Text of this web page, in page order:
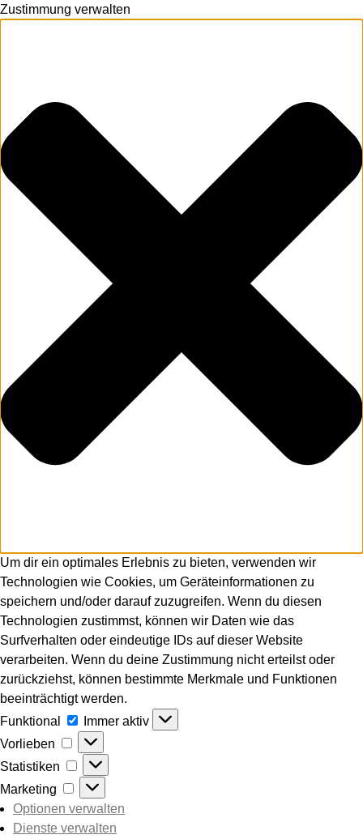
Zustimmung verwalten
Um dir ein optimales Erlebnis zu bieten, verwenden wir
Technologien wie Cookies, um Geräteinformationen zu
speichern und/oder darauf zuzugreifen. Wenn du diesen
Technologien zustimmst, können wir Daten wie das
Surfverhalten oder eindeutige IDs auf dieser Website
verarbeiten. Wenn du deine Zustimmung nicht erteilst oder
zurückziehst, können bestimmte Merkmale und Funktionen
beeinträchtigt werden.
Funktional
Funktional
Immer aktiv
Vorlieben
Vorlieben
Statistiken
Statistiken
Marketing
Marketing
Optionen verwalten
Dienste verwalten